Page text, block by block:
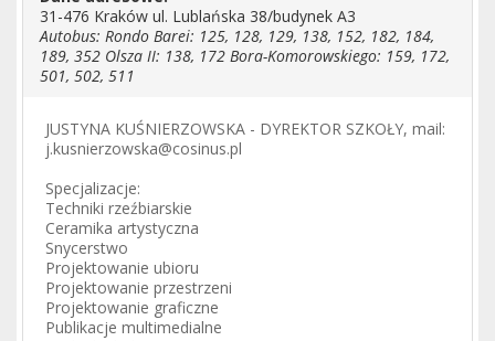
31-476 Kraków ul. Lublańska 38/budynek A3
Autobus: Rondo Barei: 125, 128, 129, 138, 152, 182, 184,
189, 352 Olsza II: 138, 172 Bora-Komorowskiego: 159, 172,
501, 502, 511
JUSTYNA KUŚNIERZOWSKA - DYREKTOR SZKOŁY, mail:
j.kusnierzowska@cosinus.pl
Specjalizacje:
Techniki rzeźbiarskie
Ceramika artystyczna
Snycerstwo
Projektowanie ubioru
Projektowanie przestrzeni
Projektowanie graficzne
Publikacje multimedialne